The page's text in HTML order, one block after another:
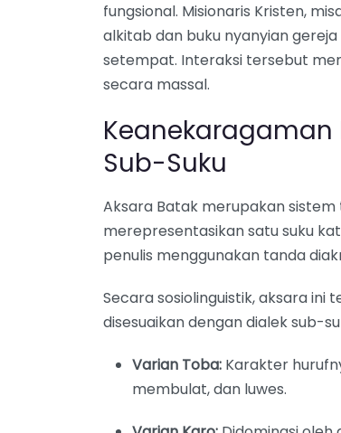
fungsional. Misionaris Kristen,
alkitab dan buku nyanyian
setempat. Interaksi tersebut
secara massal.
Keanekaragaman
Sub-Suku
Aksara Batak merupakan
merepresentasikan satu suku
penulis menggunakan tanda
Secara sosiolinguistik, aksara
disesuaikan dengan dialek sub-
Varian Toba: Karakter
membulat, dan luwes.